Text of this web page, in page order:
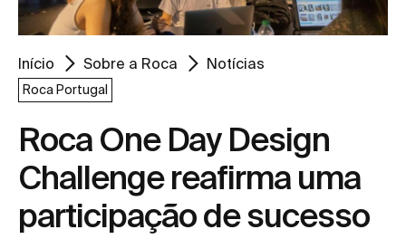
Início Sobre a Roca Notícias
Roca Portugal
Roca One Day Design
Challenge reafirma uma
participação de sucesso